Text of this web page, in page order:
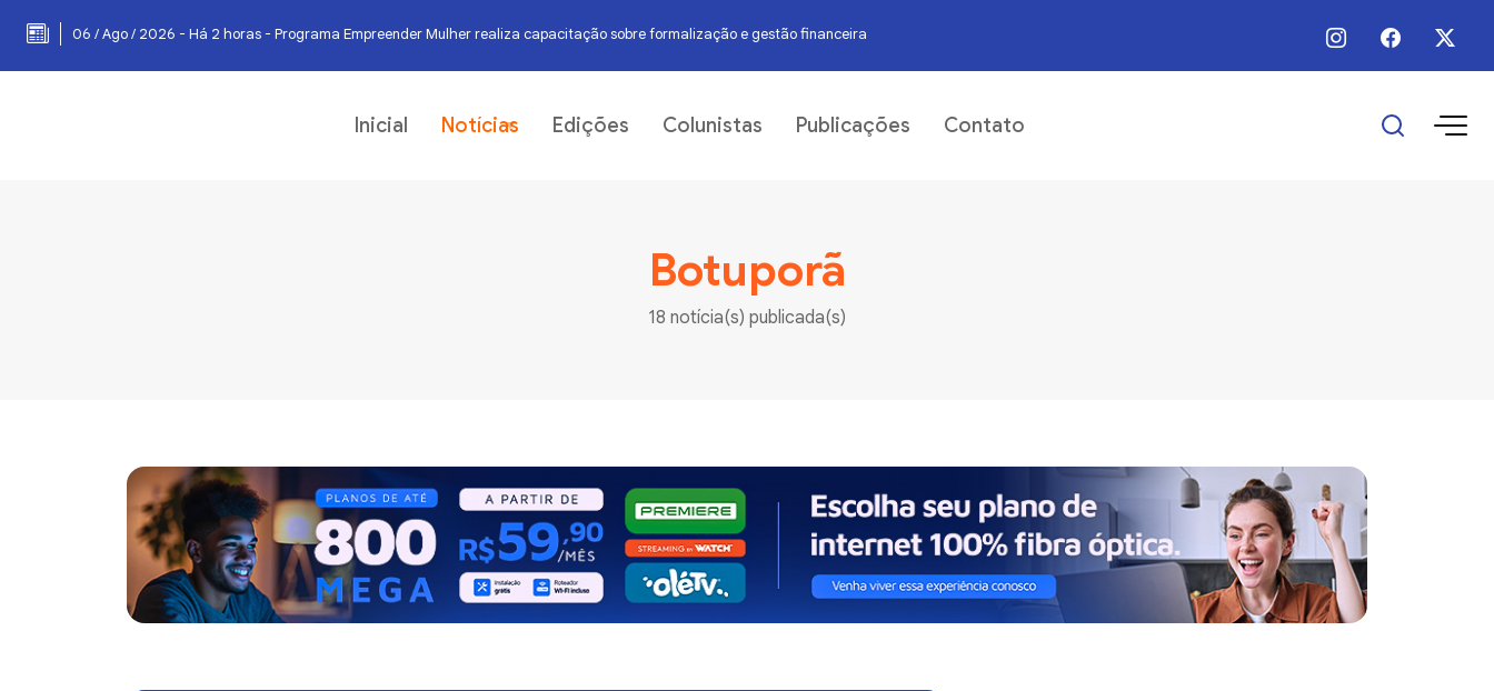
06 / Ago / 2026 - Há 2 horas - Programa Empreender Mulher realiza capacitação sobre formalização e gestão financeira 05 / Ago / 2026 - 10:30 - Prefeitura inaugura Subprefeitura no Distrito do
Inicial Notícias Edições Colunistas Publicações Contato
Botuporã
18 notícia(s) publicada(s)